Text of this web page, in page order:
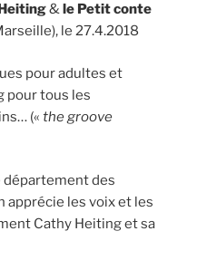
&le Petit conte
le 27.4.2018
pour adultes et
pour tous les
(« the groove
département des
apprécie les voix et les
Cathy Heiting et sa